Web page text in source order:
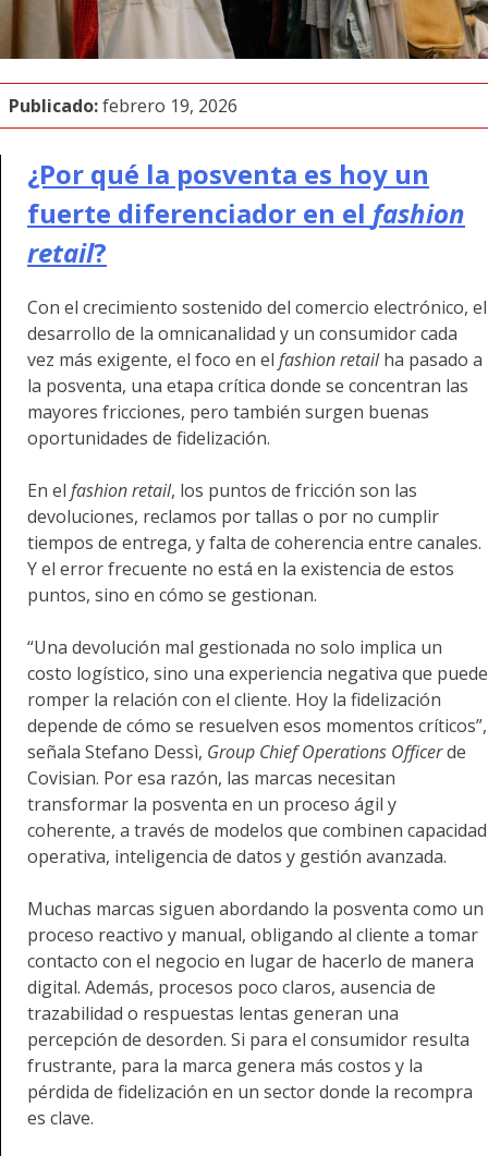
Publicado:febrero 19, 2026
¿Por qué la posventa es hoy un
fuerte diferenciador en el fashion
retail?
Con el crecimiento sostenido del comercio electrónico, el
desarrollo de la omnicanalidad y un consumidor cada
vez más exigente, el foco en el fashion retailha pasado a
la posventa, una etapa crítica donde se concentran las
mayores fricciones, pero también surgen buenas
oportunidades de fidelización.
En el fashion retail, los puntos de fricción son las
devoluciones, reclamos por tallas o por no cumplir
tiempos de entrega, y falta de coherencia entre canales.
Y el error frecuente no está en la existencia de estos
puntos, sino en cómo se gestionan.
“Una devolución mal gestionada no solo implica un
costo logístico, sino una experiencia negativa que puede
romper la relación con el cliente. Hoy la fidelización
depende de cómo se resuelven esos momentos críticos”,
señala Stefano Dessì, Group Chief Operations Officerde
Covisian. Por esa razón, las marcas necesitan
transformar la posventa en un proceso ágil y
coherente, a través de modelos que combinen capacidad
operativa, inteligencia de datos y gestión avanzada.
Muchas marcas siguen abordando la posventa como un
proceso reactivo y manual, obligando al cliente a tomar
contacto con el negocio en lugar de hacerlo de manera
digital. Además, procesos poco claros, ausencia de
trazabilidad o respuestas lentas generan una
percepción de desorden. Si para el consumidor resulta
frustrante, para la marca genera más costos y la
pérdida de fidelización en un sector donde la recompra
es clave.